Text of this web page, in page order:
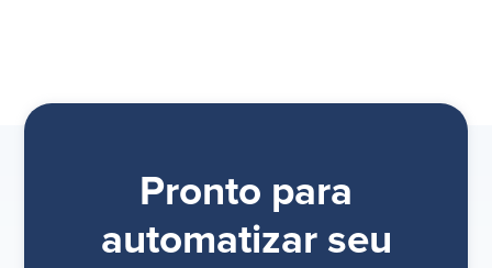
Pronto para
automatizar seu